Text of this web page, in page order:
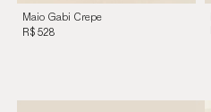
Maio Gabi Crepe
Marrom Cohiba
R$ 528